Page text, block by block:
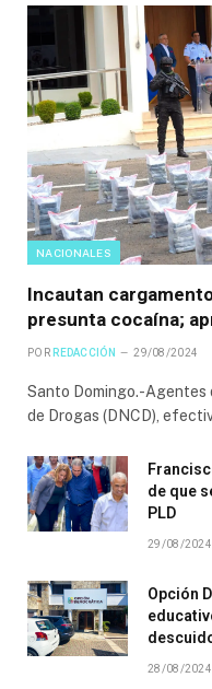
NACIONALES
Incautan
presunta cocaína;
POR REDACCIÓN 29/08/2024
Santo Domingo.-Agentes
de Drogas (DNCD),
de que
PLD
29/08/2024
Opción
28/08/2024